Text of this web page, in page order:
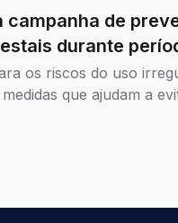
de
durante
os riscos do uso
que ajudam a